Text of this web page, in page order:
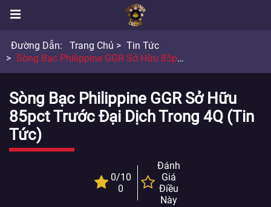
Đường Dẫn: Trang Chủ
Tin Tức
Sòng Bạc Philippine GGR Sở Hữu 85pct Trước Đại Dịch Trong 4Q
Sòng Bạc Philippine GGR Sở Hữu
85pct Trước Đại Dịch Trong 4Q (Tin
Tức)
0/10
0
Đánh
Giá
Điều
Này